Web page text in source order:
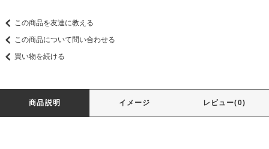
この商品を友達に教える
この商品について問い合わせる
買い物を続ける
商品説明 イメージ レビュー(0)